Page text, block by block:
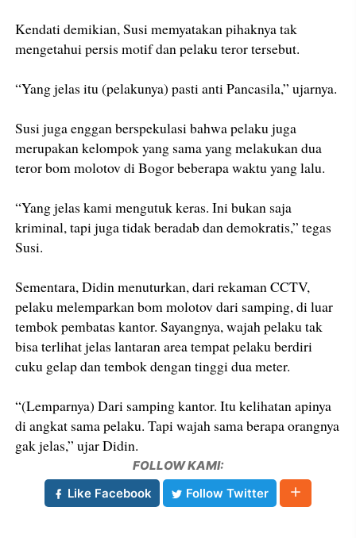
Kendati demikian, Susi memyatakan pihaknya tak
mengetahui persis motif dan pelaku teror tersebut.
“Yang jelas itu (pelakunya) pasti anti Pancasila,” ujarnya.
Susi juga enggan berspekulasi bahwa pelaku juga
merupakan kelompok yang sama yang melakukan dua
teror bom molotov di Bogor beberapa waktu yang lalu.
“Yang jelas kami mengutuk keras. Ini bukan saja
kriminal, tapi juga tidak beradab dan demokratis,” tegas
Susi.
Sementara, Didin menuturkan, dari rekaman CCTV,
pelaku melemparkan bom molotov dari samping, di luar
tembok pembatas kantor. Sayangnya, wajah pelaku tak
bisa terlihat jelas lantaran area tempat pelaku berdiri
cuku gelap dan tembok dengan tinggi dua meter.
“(Lemparnya) Dari samping kantor. Itu kelihatan apinya
di angkat sama pelaku. Tapi wajah sama berapa orangnya
gak jelas,” ujar Didin.
FOLLOW KAMI:
Like Facebook
Follow Twitter